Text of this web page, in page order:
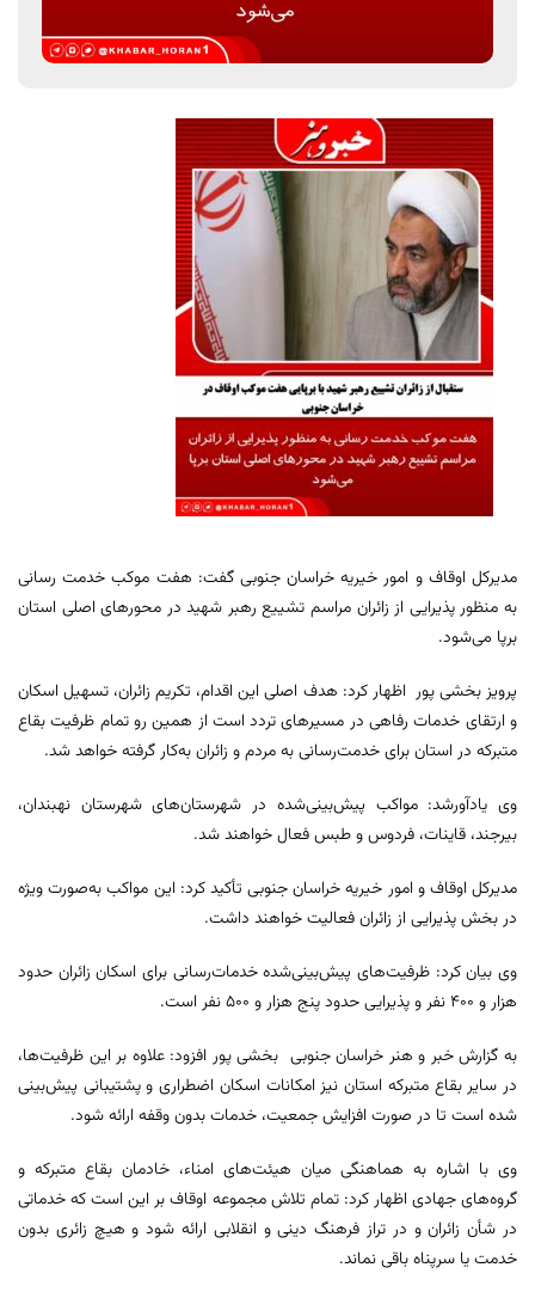
مدیرکل اوقاف و امور خیریه خراسان جنوبی گفت: هفت موکب خدمت رسانی
به منظور پذیرایی از زائران مراسم تشییع رهبر شهید در محورهای اصلی استان
برپا می‌شود.
پرویز بخشی پور اظهار کرد: هدف اصلی این اقدام، تکریم زائران، تسهیل اسکان
و ارتقای خدمات رفاهی در مسیرهای تردد است از همین رو تمام ظرفیت بقاع
متبرکه در استان برای خدمت‌رسانی به مردم و زائران به‌کار گرفته خواهد شد.
وی یادآورشد: مواکب پیش‌بینی‌شده در شهرستان‌های شهرستان نهبندان،
بیرجند، قاینات، فردوس و طبس فعال خواهند شد.
مدیرکل اوقاف و امور خیریه خراسان جنوبی تأکید کرد: این مواکب به‌صورت ویژه
در بخش پذیرایی از زائران فعالیت خواهند داشت.
وی بیان کرد: ظرفیت‌های پیش‌بینی‌شده خدمات‌رسانی برای اسکان زائران حدود
هزار و ۴۰۰ نفر و پذیرایی حدود پنج هزار و ۵۰۰ نفر است.
به گزارش خبر و هنر خراسان جنوبی بخشی پور افزود: علاوه بر این ظرفیت‌ها،
در سایر بقاع متبرکه استان نیز امکانات اسکان اضطراری و پشتیبانی پیش‌بینی
شده است تا در صورت افزایش جمعیت، خدمات بدون وقفه ارائه شود.
وی با اشاره به هماهنگی میان هیئت‌های امناء، خادمان بقاع متبرکه و
گروه‌های جهادی اظهار کرد: تمام تلاش مجموعه اوقاف بر این است که خدماتی
در شأن زائران و در تراز فرهنگ دینی و انقلابی ارائه شود و هیچ زائری بدون
خدمت یا سرپناه باقی نماند.